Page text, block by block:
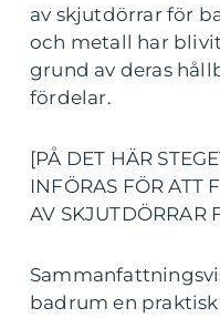
av skjutdörrar för
och metall har
grund av deras
fördelar.
[PÅ DET HÄR
INFÖRAS FÖR ATT
AV SKJUTDÖRRAR
badrum en